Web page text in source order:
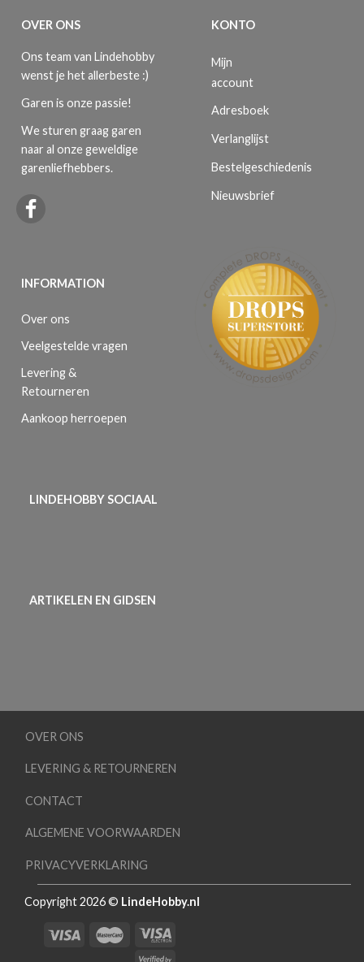
OVER ONS
Ons team van Lindehobby
wenst je het allerbeste :)
Garen is onze passie!
We sturen graag garen
naar al onze geweldige
garenliefhebbers.
INFORMATION
Over ons
Veelgestelde vragen
Levering &
Retourneren
Aankoop herroepen
KONTO
Mijn
account
Adresboek
Verlanglijst
Bestelgeschiedenis
Nieuwsbrief
LINDEHOBBY SOCIAAL
ARTIKELEN EN GIDSEN
OVER ONS
LEVERING & RETOURNEREN
CONTACT
ALGEMENE VOORWAARDEN
PRIVACYVERKLARING
Copyright 2026 © LindeHobby.nl